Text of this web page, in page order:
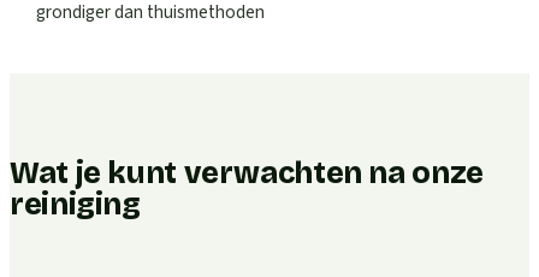
grondiger dan thuismethoden
Wat je kunt verwachten na onze
reiniging